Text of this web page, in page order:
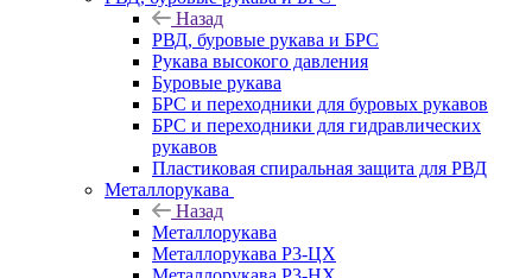
Назад
РВД, буровые рукава и БРС
Рукава высокого давления
Буровые рукава
БРС и переходники для буровых рукавов
БРС и переходники для гидравлических
рукавов
Пластиковая спиральная защита для РВД
Металлорукава
Назад
Металлорукава
Металлорукава Р3-ЦХ